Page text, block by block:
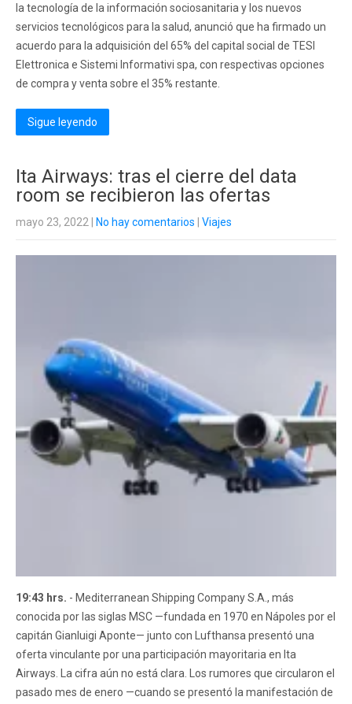
la tecnología de la información sociosanitaria y los nuevos
servicios tecnológicos para la salud, anunció que ha firmado un
acuerdo para la adquisición del 65% del capital social de TESI
Elettronica e Sistemi Informativi spa, con respectivas opciones
de compra y venta sobre el 35% restante.
Sigue leyendo
Ita Airways: tras el cierre del data
room se recibieron las ofertas
mayo 23, 2022 No hay comentarios Viajes
19:43 hrs. - Mediterranean Shipping Company S.A., más
conocida por las siglas MSC —fundada en 1970 en Nápoles por el
capitán Gianluigi Aponte— junto con Lufthansa presentó una
oferta vinculante por una participación mayoritaria en Ita
Airways. La cifra aún no está clara. Los rumores que circularon el
pasado mes de enero —cuando se presentó la manifestación de